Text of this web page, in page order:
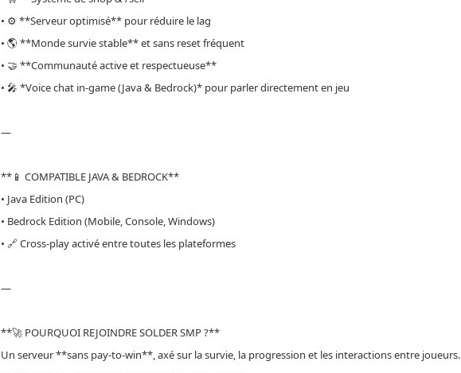
• ⚙️ **Serveur optimisé** pour réduire le lag
• 🌎 **Monde survie stable** et sans reset fréquent
• 🤝 **Communauté active et respectueuse**
• 🎤 *Voice chat in-game (Java & Bedrock)* pour parler directement en jeu
—
**📱 COMPATIBLE JAVA & BEDROCK**
• Java Edition (PC)
• Bedrock Edition (Mobile, Console, Windows)
• 🔗 Cross-play activé entre toutes les plateformes
—
**🚀 POURQUOI REJOINDRE SOLDER SMP ?**
Un serveur **sans pay-to-win**, axé sur la survie, la progression et les interactions entre joueurs.